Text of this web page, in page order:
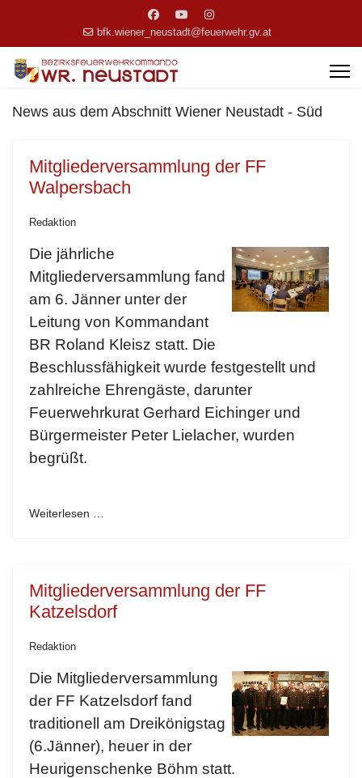
bfk.wiener_neustadt@feuerwehr.gv.at
News aus dem Abschnitt Wiener Neustadt - Süd
Mitgliederversammlung der FF
Walpersbach
Redaktion
Die jährliche
Mitgliederversammlung fand
am 6. Jänner unter der
Leitung von Kommandant
BR Roland Kleisz statt. Die
Beschlussfähigkeit wurde festgestellt und
zahlreiche Ehrengäste, darunter
Feuerwehrkurat Gerhard Eichinger und
Bürgermeister Peter Lielacher, wurden
begrüßt.
Weiterlesen …
Mitgliederversammlung der FF
Katzelsdorf
Redaktion
Die Mitgliederversammlung
der FF Katzelsdorf fand
traditionell am Dreikönigstag
(6.Jänner), heuer in der
Heurigenschenke Böhm statt.